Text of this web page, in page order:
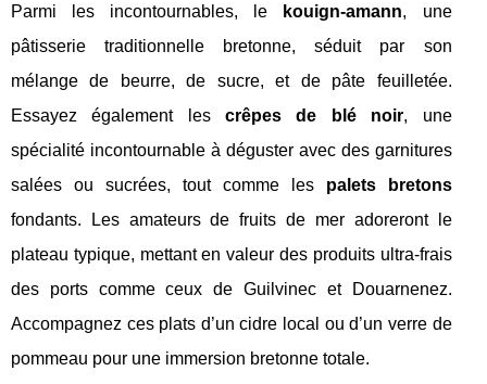
Parmi les incontournables, le
kouign-amann, une
pâtisserie traditionnelle bretonne, séduit par son
mélange de beurre, de sucre, et de pâte feuilletée.
Essayez également lescrêpes de blé noir, une
spécialité incontournable à déguster avec des garnitures
salées ou sucrées, tout comme les palets bretons
fondants. Les amateurs de fruits de mer adoreront le
plateau typique, mettant en valeur des produits ultra-frais
des ports comme ceux de Guilvinec et Douarnenez.
Accompagnez ces plats d’un cidre local ou d’un verre de
pommeau pour une immersion bretonne totale.